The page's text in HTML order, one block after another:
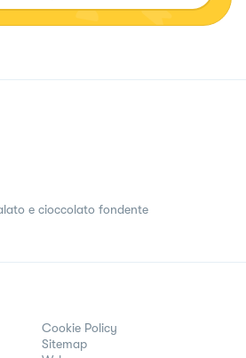
e cioccolato fondente
Cookie Policy
Sitemap